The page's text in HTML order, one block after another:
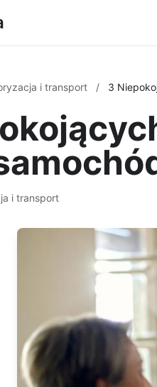
i transport / 3
i transport